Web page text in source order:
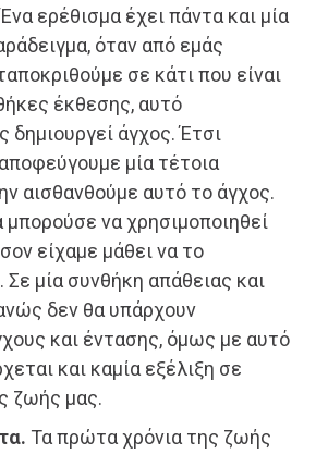
ερέθισμα έχει πάντα και μία
όταν από εμάς
σε κάτι που είναι
έκθεσης, αυτό
άγχος. Έτσι
μία τέτοια
αισθανθούμε αυτό το άγχος.
να χρησιμοποιηθεί
είχαμε μάθει να το
Σε μία συνθήκη απάθειας και
δεν θα υπάρχουν
και έντασης, όμως με αυτό
και καμία εξέλιξη σε
ζωής μας.
Τα πρώτα χρόνια της ζωής